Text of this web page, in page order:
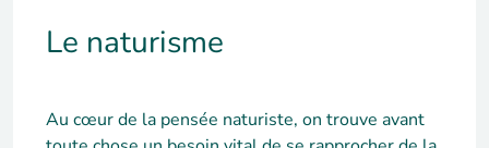
Le naturisme
Au cœur de la pensée naturiste, on trouve avant